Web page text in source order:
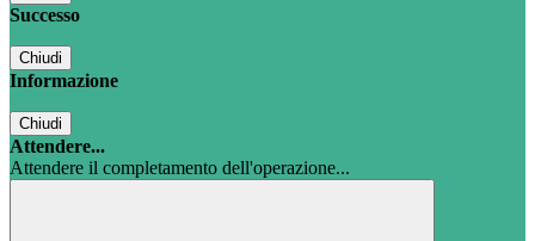
Successo
Chiudi
Informazione
Chiudi
Attendere...
Attendere il completamento dell'operazione...